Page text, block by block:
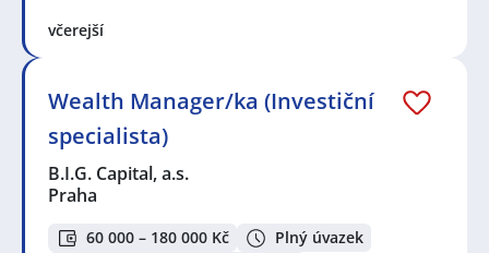
včerejší
Wealth Manager/ka (Investiční
specialista)
B.I.G. Capital, a.s.
Praha
60 000 – 180 000 Kč
Plný úvazek